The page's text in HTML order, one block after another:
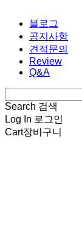
블로그
공지사항
견적문의
Review
Q&A
Search 검색
Log In 로그인
Cart장바구니